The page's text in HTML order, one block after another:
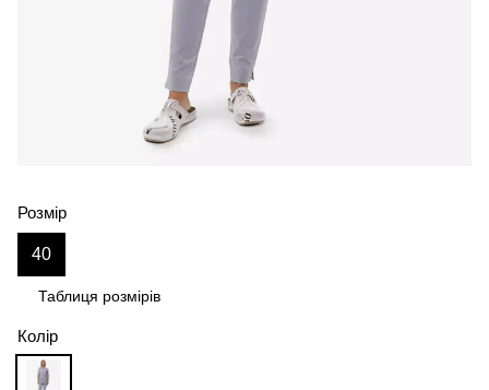
Розмір
40
Таблиця розмірів
Колір